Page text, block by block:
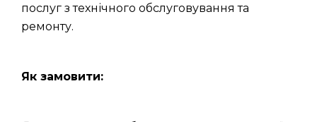
послуг з технічного обслуговування та
ремонту.
Як замовити: